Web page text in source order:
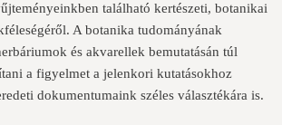
található kertészeti, botanikai
A botanika tudományának
és akvarellek bemutatásán túl
a figyelmet a jelenkori kutatásokhoz
dokumentumaink széles választékára is.